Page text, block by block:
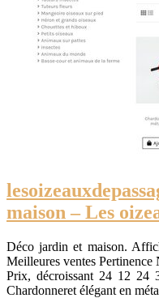
maison – Les
Déco jardin et maison.
Meilleures ventes
Prix, décroissant 24 12 24
Chardonneret élégant en